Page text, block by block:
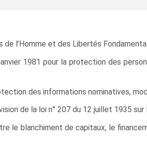
l’Homme et des Libertés
1981 pour la protection des
des informations nominatives,
de la loi n° 207 du 12 juillet 1935
le blanchiment de capitaux, le